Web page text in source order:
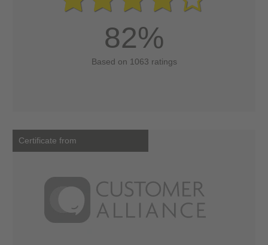
82%
Based on 1063 ratings
Certificate from